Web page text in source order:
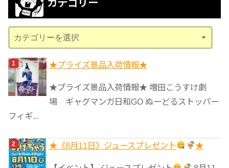
ブ
カテゴリー
テ
ゴ
リ
ー
★プライズ景品入荷情報★
★プライズ景品入荷情報★ 増田こうすけ劇
場 ギャグマンガ日和GO ぬーどるストッパー
フィギ...
★《8月11日》ジュースプレゼント ★